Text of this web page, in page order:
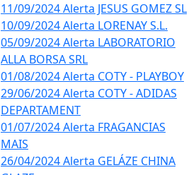
11/09/2024 Alerta JESUS GOMEZ SL
10/09/2024 Alerta LORENAY S.L.
05/09/2024 Alerta LABORATORIO
ALLA BORSA SRL
01/08/2024 Alerta COTY - PLAYBOY
29/06/2024 Alerta COTY - ADIDAS
DEPARTAMENT
01/07/2024 Alerta FRAGANCIAS
MAIS
26/04/2024 Alerta GELÁZE CHINA